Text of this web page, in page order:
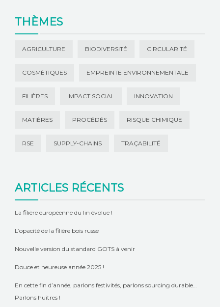
THÈMES
AGRICULTURE BIODIVERSITÉ CIRCULARITÉ
COSMÉTIQUES EMPREINTE ENVIRONNEMENTALE
FILIÈRES IMPACT SOCIAL INNOVATION
MATIÈRES PROCÉDÉS RISQUE CHIMIQUE
RSE SUPPLY-CHAINS TRAÇABILITÉ
ARTICLES RÉCENTS
La filière européenne du lin évolue !
L’opacité de la filière bois russe
Nouvelle version du standard GOTS à venir
Douce et heureuse année 2025 !
En cette fin d’année, parlons festivités, parlons sourcing durable…
Parlons huîtres !